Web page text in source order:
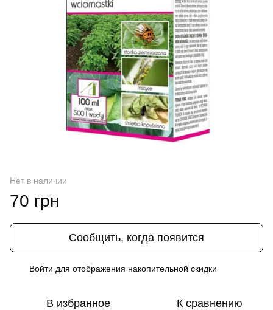
Нет в наличии
70 грн
Сообщить, когда появится
Войти для отображения накопительной скидки
В избранное К сравнению